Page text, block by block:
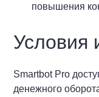
повышения
Условия
Smartbot Pro
денежного